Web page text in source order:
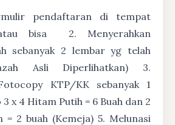
pendaftaran di tempat
bisa
2. Menyerahkan
sebanyak 2 lembar yg telah
Asli Diperlihatkan) 3.
KTP/KK sebanyak 1
x 4 Hitam Putih = 6 Buah dan 2
2 buah (Kemeja) 5. Melunasi